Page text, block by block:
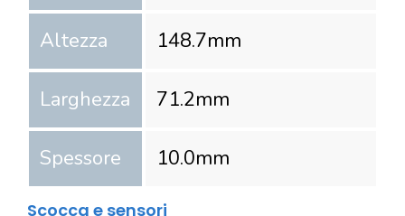
Altezza 148.7mm
Larghezza 71.2mm
Spessore 10.0mm
Scocca e sensori